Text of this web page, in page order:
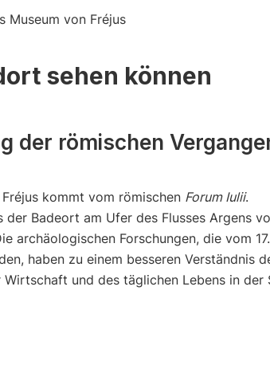
sehen können
der römischen
kommt vom römischen Forum Iulii.
der Badeort am Ufer des Flusses Argens
archäologischen Forschungen, die vom
haben zu einem besseren Verständnis
Wirtschaft und des täglichen Lebens in